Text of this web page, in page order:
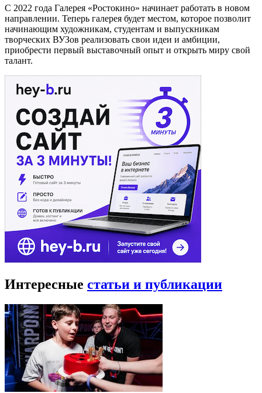
С 2022 года Галерея «Ростокино» начинает работать в новом
направлении. Теперь галерея будет местом, которое позволит
начинающим художникам, студентам и выпускникам
творческих ВУЗов реализовать свои идеи и амбиции,
приобрести первый выставочный опыт и открыть миру свой
талант.
Интересные статьи и публикации